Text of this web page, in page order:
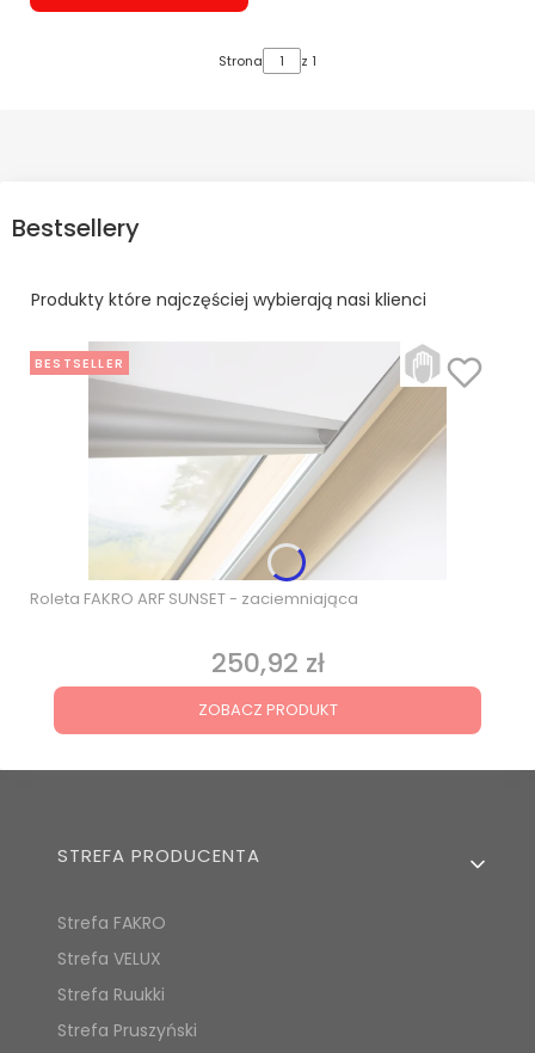
Strona z 1
Bestsellery
Produkty które najczęściej wybierają nasi klienci
BESTSELLER
Roleta FAKRO ARF SUNSET - zaciemniająca
Cena
250,92 zł
ZOBACZ PRODUKT
Linki w stopce
STREFA PRODUCENTA
Strefa FAKRO
Strefa VELUX
Strefa Ruukki
Strefa Pruszyński